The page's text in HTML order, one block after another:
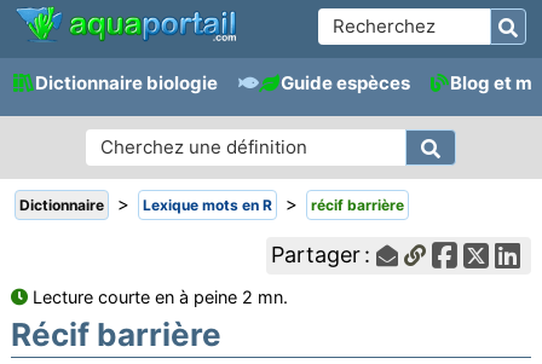
Dictionnaire biologie Guide espèces Blog et
Dictionnaire > Lexique mots en R > récif barrière
Partager :
Lecture courte en à peine 2 mn.
Récif barrière